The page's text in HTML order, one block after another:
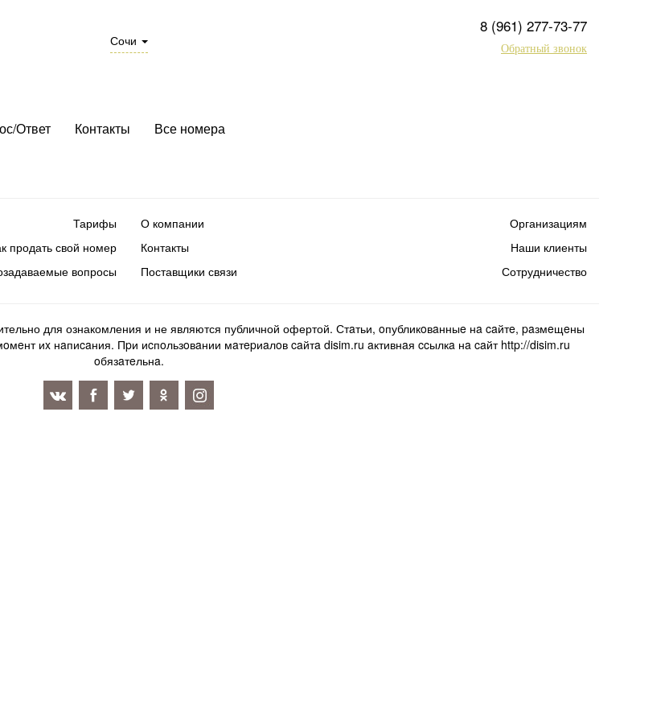
Сочи
8 (961) 277-73-77
Обратный звонок
Ответ Контакты Все номера
Тарифы
продать свой номер
вопросы
О компании
Контакты
Поставщики связи
Организациям
Наши клиенты
Сотрудничество
для ознакомления и не являются публичной офертой. Стaтьи, oпубликoвaнныe нa caйтe, paзмeщeны
иx нaпиcaния. Пpи иcпoльзoвaнии мaтepиaлoв caйтa disim.ru aктивнaя ccылкa нa caйт http://disim.ru
oбязaтeльнa.